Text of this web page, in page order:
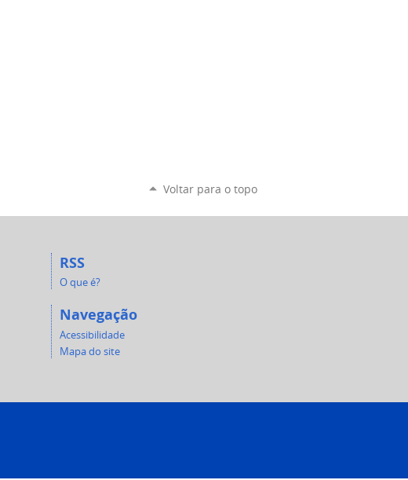
Voltar para o topo
RSS
O que é?
Navegação
Acessibilidade
Mapa do site